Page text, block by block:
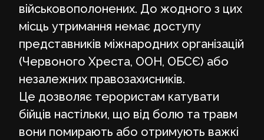
військовополонених. До жодного з цих
місць утримання немає доступу
представників міжнародних організацій
(Червоного Хреста, ООН, ОБСЄ) або
незалежних правозахисників.
Це дозволяє терористам катувати
бійців настільки, що від болю та травм
вони помирають або отримують важкі